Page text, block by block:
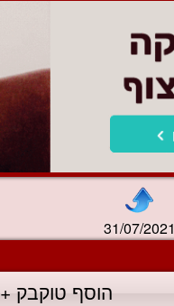
31/07/2021
הוסף טוקבק +